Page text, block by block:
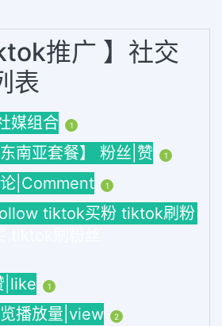
推广 】社交
表
媒组合 1
南亚套餐】 粉丝|赞 1
|Comment 1
tiktok买粉 tiktok刷粉
|like 1
播放量|view 2